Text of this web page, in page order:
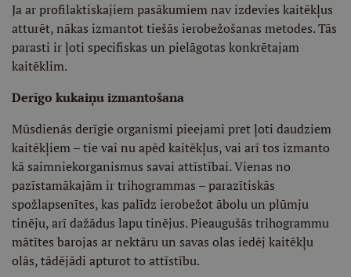
Ja ar profilaktiskajiem pasākumiem nav izdevies kaitēkļus
atturēt, nākas izmantot tiešās ierobežošanas metodes. Tās
parasti ir ļoti specifiskas un pielāgotas konkrētajam
kaitēklim.
Derīgo kukaiņu izmantošana
Mūsdienās derīgie organismi pieejami pret ļoti daudziem
kaitēkļiem – tie vai nu apēd kaitēkļus, vai arī tos izmanto
kā saimniekorganismus savai attīstībai. Vienas no
pazīstamākajām ir trihogrammas – parazītiskās
spožlapsenītes, kas palīdz ierobežot ābolu un plūmju
tinēju, arī dažādus lapu tinējus. Pieaugušās trihogrammu
mātītes barojas ar nektāru un savas olas iedēj kaitēkļu
olās, tādējādi apturot to attīstību.